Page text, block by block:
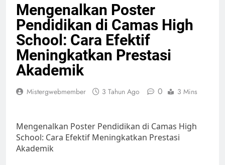
Mengenalkan Poster
Pendidikan di Camas High
School: Cara Efektif
Meningkatkan Prestasi
Akademik
Mistergwebmember 3 Tahun Ago 0 3 Mins
Mengenalkan Poster Pendidikan di Camas High
School: Cara Efektif Meningkatkan Prestasi
Akademik